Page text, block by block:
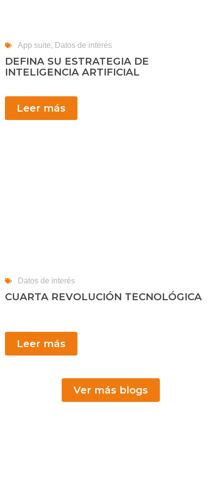
App suite, Datos de interés
DEFINA SU ESTRATEGIA DE
INTELIGENCIA ARTIFICIAL
Leer más
Datos de interés
CUARTA REVOLUCIÓN TECNOLÓGICA
Leer más
Ver más blogs